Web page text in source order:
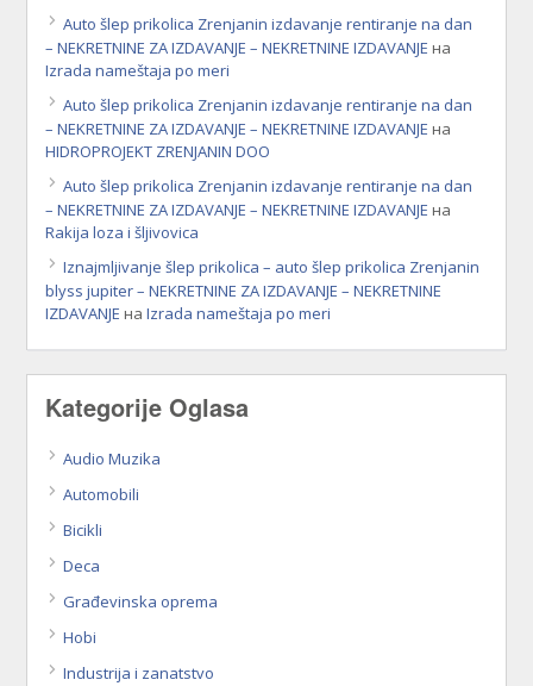
Auto šlep prikolica Zrenjanin izdavanje rentiranje na dan
– NEKRETNINE ZA IZDAVANJE – NEKRETNINE IZDAVANJE на
Izrada nameštaja po meri
Auto šlep prikolica Zrenjanin izdavanje rentiranje na dan
– NEKRETNINE ZA IZDAVANJE – NEKRETNINE IZDAVANJE на
HIDROPROJEKT ZRENJANIN DOO
Auto šlep prikolica Zrenjanin izdavanje rentiranje na dan
– NEKRETNINE ZA IZDAVANJE – NEKRETNINE IZDAVANJE на
Rakija loza i šljivovica
Iznajmljivanje šlep prikolica – auto šlep prikolica Zrenjanin
blyss jupiter – NEKRETNINE ZA IZDAVANJE – NEKRETNINE
IZDAVANJE наIzrada nameštaja po meri
Kategorije Oglasa
Audio Muzika
Automobili
Bicikli
Deca
Građevinska oprema
Hobi
Industrija i zanatstvo